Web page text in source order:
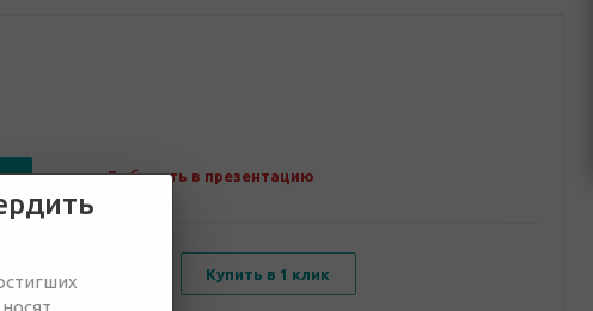
Добавить в презентацию
Купить в 1 клик